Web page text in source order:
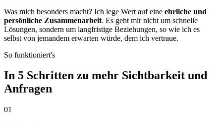
Was mich besonders macht? Ich lege Wert auf eine ehrliche und
persönliche Zusammenarbeit. Es geht mir nicht um schnelle
Lösungen, sondern um langfristige Beziehungen, so wie ich es
selbst von jemandem erwarten würde, dem ich vertraue.
So funktioniert's
In 5 Schritten zu mehr Sichtbarkeit und
Anfragen
01